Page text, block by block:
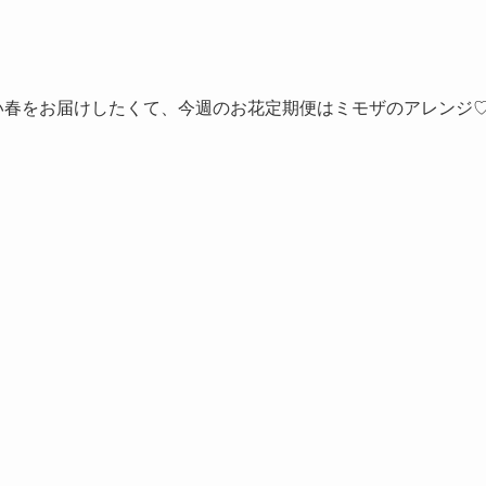
春をお届けしたくて、今週のお花定期便はミモザのアレンジ